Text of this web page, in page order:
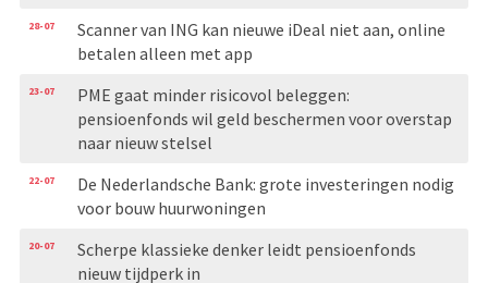
28-07
Scanner van ING kan nieuwe iDeal niet aan, online
betalen alleen met app
23-07
PME gaat minder risicovol beleggen:
pensioenfonds wil geld beschermen voor overstap
naar nieuw stelsel
22-07
De Nederlandsche Bank: grote investeringen nodig
voor bouw huurwoningen
20-07
Scherpe klassieke denker leidt pensioenfonds
nieuw tijdperk in